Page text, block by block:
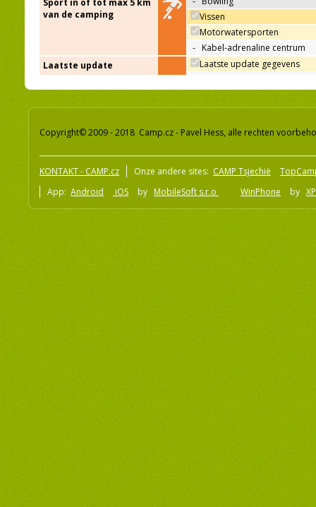
Sport in of tot max 5 km
van de camping
Vissen
Motorwatersporten
- Kabel-adrenaline centrum
Laatste update
Laatste update gegevens
Copyright© 2009 - 2018 Camp.cz - Pavel Hess, alle rechten
KONTAKT - CAMP.cz Onze andere sites: CAMP Tsjechië
App: Android iOS by MobileSoft s.r.o WinPhone by